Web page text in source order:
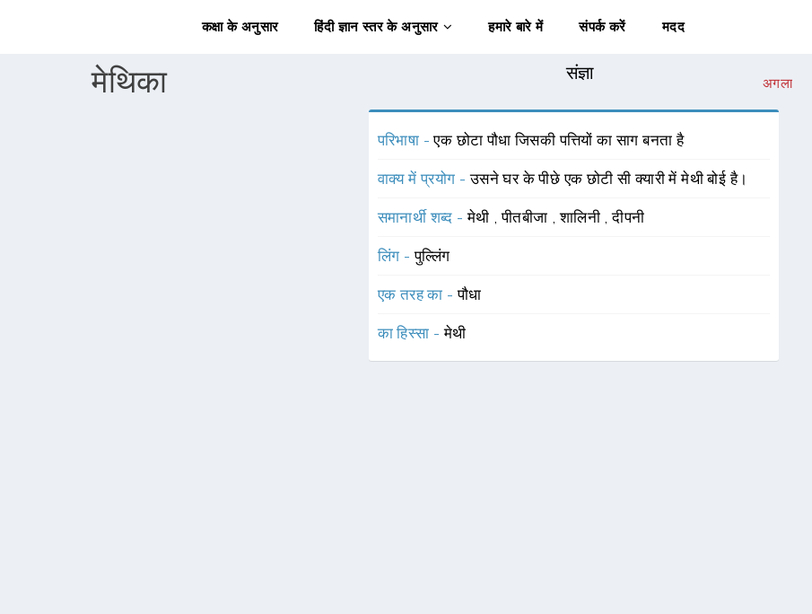
कक्षा के अनुसार हिंदी ज्ञान स्तर के अनुसार हमारे बारे में संपर्क करें मदद
मेथिका संज्ञा
अगला
परिभाषा -एक छोटा पौधा जिसकी पत्तियों का साग बनता है
वाक्य में प्रयोग -उसने घर के पीछे एक छोटी सी क्यारी में मेथी बोई है।
समानार्थी शब्द -मेथी ,पीतबीजा ,शालिनी ,दीपनी
लिंग -पुल्लिंग
एक तरह का -पौधा
का हिस्सा -मेथी